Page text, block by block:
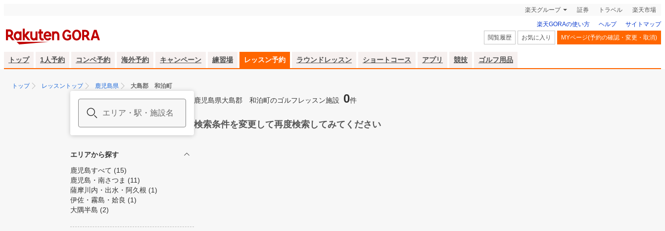
楽天グループ 証券 トラベル 楽天市場
楽天GORAの使い方 ヘルプ
サイトマップ
閲覧履歴
お気に入り MYページ(予約の確認・変更・取消)
トップ 1人予約 コンペ予約 海外予約 キャンペーン 練習場 レッスン予約 ラウンドレッスン ショートコース アプリ 競技 ゴルフ用品
トップ レッスントップ 鹿児島県 大島郡 和泊町
エリアから探す
鹿児島すべて (15)
鹿児島・南さつま (11)
薩摩川内・出水・阿久根 (1)
伊佐・霧島・姶良 (1)
大隅半島 (2)
鹿児島県大島郡 和泊町のゴルフレッスン施設 0件
検索条件を変更して再度検索してみてください